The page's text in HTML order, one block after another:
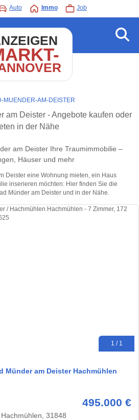
Auto Immo Job
MUENDER-AM-DEISTER
am Deister - Angebote kaufen oder
in der Nähe
am Deister Ihre Traumimmobilie –
Häuser und mehr
Deister eine Wohnung mieten, ein Haus
inserieren möchten: Hier finden Sie die
Münder am Deister und in der Nähe.
1 / 1
Münder am Deister Hachmühlen
495.000 €
31848